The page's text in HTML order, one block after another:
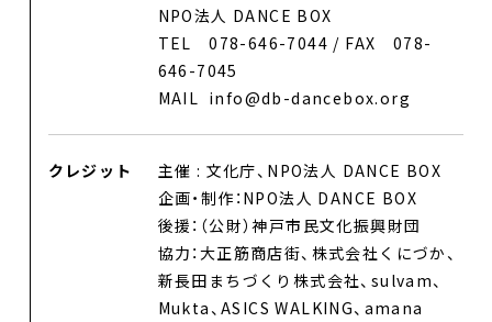
NPO法人 DANCE BOX
TEL 078-646-7044 / FAX 078-
646-7045
MAIL info@db-dancebox.org
クレジット
主催 : 文化庁、NPO法人 DANCE BOX
企画・制作：NPO法人 DANCE BOX
後援：（公財）神戸市民文化振興財団
協力：大正筋商店街、株式会社くにづか、
新長田まちづくり株式会社、sulvam、
Mukta、ASICS WALKING、amana